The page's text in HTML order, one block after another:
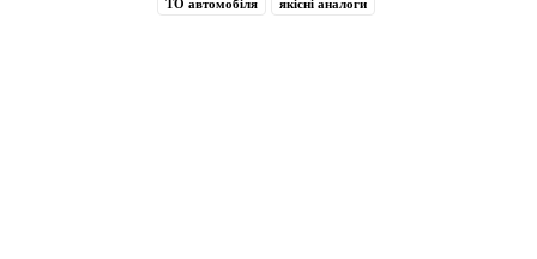
ТО автомобіля якісні аналоги